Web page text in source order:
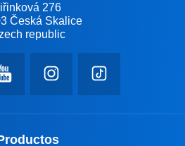
276
Česká Skalice
republic